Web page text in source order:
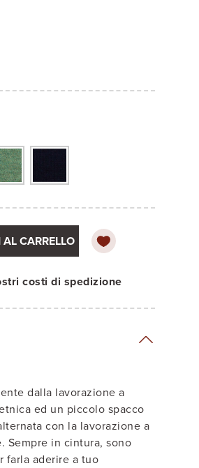
CARRELLO
costi di spedizione
dalla lavorazione a
ed un piccolo spacco
con la lavorazione a
Sempre in cintura, sono
farla aderire a tuo